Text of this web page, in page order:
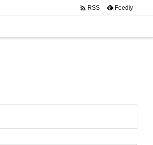
 RSS Feedly